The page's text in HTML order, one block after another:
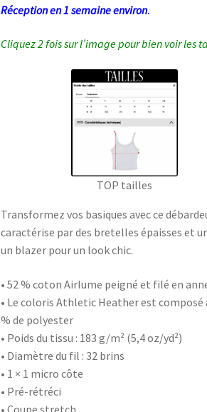
Réception en 1 semaine environ.
Cliquez 2 fois sur l’image pour bien voir les
TOP tailles
Transformez vos basiques avec ce
caractérise par des bretelles épaisses et
un blazer pour un look chic.
• 52 % coton Airlume peigné et filé en
• Le coloris Athletic Heather est composé
% de polyester
• Poids du tissu : 183 g/m² (5,4 oz/yd²)
• Diamètre du fil : 32 brins
• 1 × 1 micro côte
• Pré-rétréci
• Coupe stretch